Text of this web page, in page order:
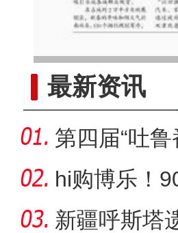
最新资讯
第四届“吐
开赛
hi购博乐！
新疆呼斯塔